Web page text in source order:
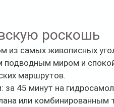
роскошь
из самых живописных
подводным миром и
маршрутов.
45 минут на
или комбинированным